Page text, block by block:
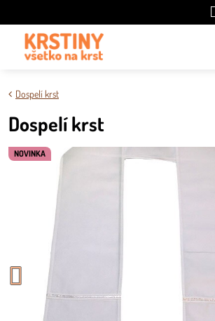
NOVINKA
Dospelí krst
Dospelí krst